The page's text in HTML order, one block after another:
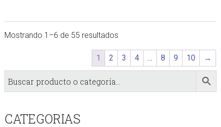
pueden
elegir
página
de
producto
Mostrando 1–6 de 55 resultados
1 2 3 4 … 8 9 10 →
sidebar
Store
Sidebar
CATEGORIAS